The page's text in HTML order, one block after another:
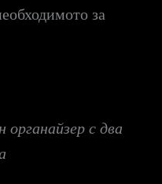
за
с два